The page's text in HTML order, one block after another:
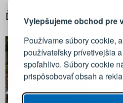
Vylepšujeme obchod pre
Používame súbory cookie,
používateľsky prívetivejšia
spoľahlivo. Súbory cookie
prispôsobovať obsah a
ĎALŠIE Z TEJTO
Prihláste sa k
E-mail